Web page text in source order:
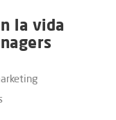
la vida